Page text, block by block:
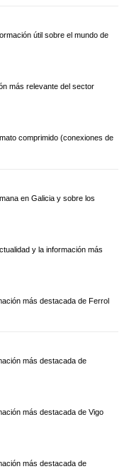
útil sobre el mundo de
más relevante del sector
comprimido (conexiones de
en Galicia y sobre los
y la información más
más destacada de Ferrol
más destacada de
más destacada de Vigo
más destacada de